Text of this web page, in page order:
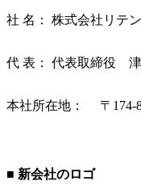
社 名： 株式会社リテ
代 表： 代表取締役
本社所在地： 〒174-
■ 新会社のロゴ